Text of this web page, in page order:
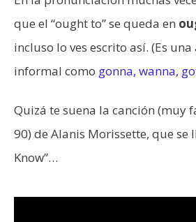
que el “ought to” se queda en
incluso lo ves escrito así. (Es
informal como gonna, wanna,
Quizá te suena la canción (muy
90) de Alanis Morissette, que se
Know”…